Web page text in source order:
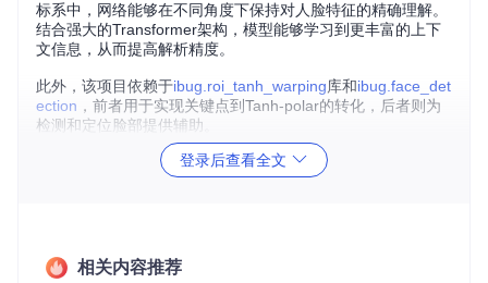
标系中，网络能够在不同角度下保持对人脸特征的精确理解。
结合强大的Transformer架构，模型能够学习到更丰富的上下
文信息，从而提高解析精度。
此外，该项目依赖于ibug.roi_tanh_warping库和ibug.face_det
ection ，前者用于实现关键点到Tanh-polar的转化，后者则为
检测和定位脸部提供辅助。
图像增强与编辑：实时调整人脸特征以创建个性化的虚拟
登录后查看全文
相关内容推荐